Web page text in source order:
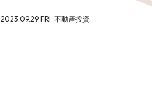
2023.09.29 FRI 不動産投資